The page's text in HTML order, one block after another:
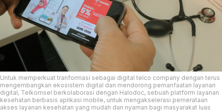
Untuk memperkuat tranformasi sebagai digital telco company dengan terus
mengembangkan ekosistem digital dan mendorong pemanfaatan layanan
digital, Telkomsel berkolaborasi dengan Halodoc, sebuah platform layanan
kesehatan berbasis aplikasi mobile, untuk mengakselerasi pemerataan
akses layanan kesehatan yang mudah dan nyaman bagi masyarakat luas